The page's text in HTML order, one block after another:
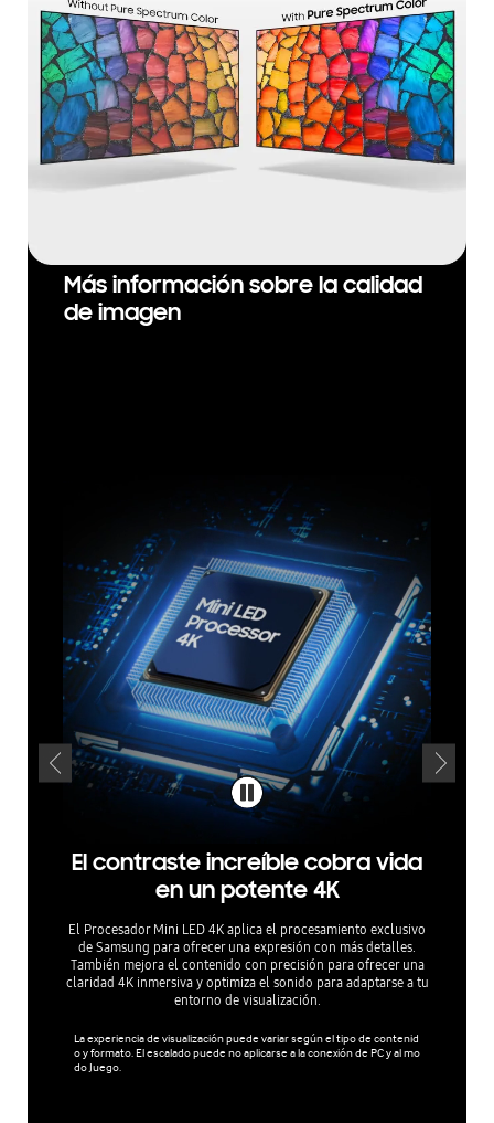
Más información sobre la calidad
de imagen
El contraste increíble cobra vida
en un potente 4K
El Procesador Mini LED 4K aplica el procesamiento exclusivo
de Samsung para ofrecer una expresión con más detalles.
También mejora el contenido con precisión para ofrecer una
claridad 4K inmersiva y optimiza el sonido para adaptarse a tu
entorno de visualización.
La experiencia de visualización puede variar según el tipo de contenid
o y formato. El escalado puede no aplicarse a la conexión de PC y al mo
do Juego.